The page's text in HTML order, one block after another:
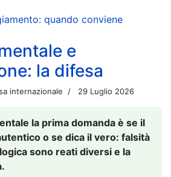
quando conviene
e
la difesa
internazionale 29 Luglio 2026
la prima domanda è se il
o se dica il vero: falsità
sono reati diversi e la